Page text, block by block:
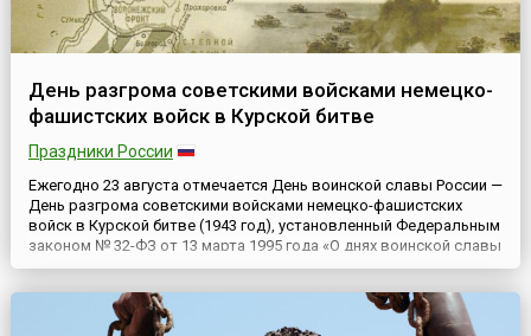
День разгрома советскими войсками немецко-
фашистских войск в Курской битве
Праздники России
Ежегодно 23 августа отмечается День воинской славы России —
День разгрома советскими войсками немецко-фашистских
войск в Курской битве (1943 год), установленный Федеральным
законом № 32-ФЗ от 13 марта 1995 года «О днях воинской славы
(победных днях) России».Курская битва явилась решающей в
Отечественной войны и одной из крупнейших битв Второй